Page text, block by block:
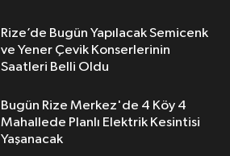
Rize’de Bugün Yapılacak Semicenk
ve Yener Çevik Konserlerinin
Saatleri Belli Oldu
Bugün Rize Merkez'de 4 Köy 4
Mahallede Planlı Elektrik Kesintisi
Yaşanacak